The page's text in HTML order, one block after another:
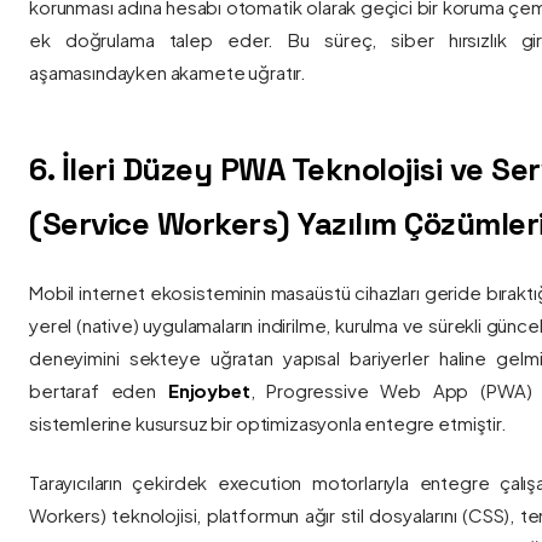
korunması adına hesabı otomatik olarak geçici bir koruma
ek doğrulama talep eder. Bu süreç, siber hırsızlık
aşamasındayken akamete uğratır.
6. İleri Düzey PWA Teknolojisi ve
(Service Workers) Yazılım
Mobil internet ekosisteminin masaüstü cihazları geride
yerel (native) uygulamaların indirilme, kurulma ve sürekli
deneyimini sekteye uğratan yapısal bariyerler haline
bertaraf eden Enjoybet , Progressive Web App (PWA)
sistemlerine kusursuz bir optimizasyonla entegre etmiştir.
Tarayıcıların çekirdek execution motorlarıyla entegre
Workers) teknolojisi, platformun ağır stil dosyalarını (CSS),